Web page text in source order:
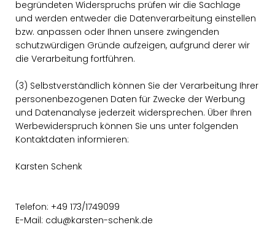
begründeten Widerspruchs prüfen wir die Sachlage
und werden entweder die Datenverarbeitung einstellen
bzw. anpassen oder Ihnen unsere zwingenden
schutzwürdigen Gründe aufzeigen, aufgrund derer wir
die Verarbeitung fortführen.
(3) Selbstverständlich können Sie der Verarbeitung Ihrer
personenbezogenen Daten für Zwecke der Werbung
und Datenanalyse jederzeit widersprechen. Über Ihren
Werbewiderspruch können Sie uns unter folgenden
Kontaktdaten informieren:
Karsten Schenk
Telefon: +49 173/1749099
E-Mail: cdu@karsten-schenk.de